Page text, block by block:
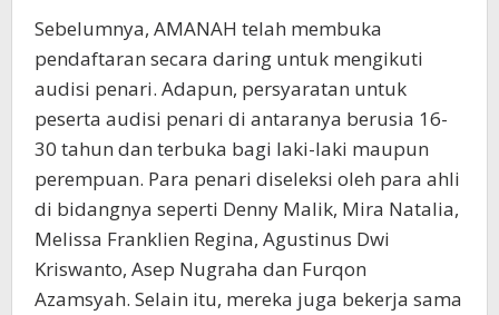
Sebelumnya, AMANAH telah membuka
pendaftaran secara daring untuk mengikuti
audisi penari. Adapun, persyaratan untuk
peserta audisi penari di antaranya berusia 16-
30 tahun dan terbuka bagi laki-laki maupun
perempuan. Para penari diseleksi oleh para ahli
di bidangnya seperti Denny Malik, Mira Natalia,
Melissa Franklien Regina, Agustinus Dwi
Kriswanto, Asep Nugraha dan Furqon
Azamsyah. Selain itu, mereka juga bekerja sama